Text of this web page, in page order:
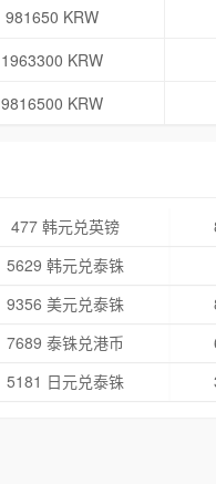
981650 KRW
1963300 KRW
9816500 KRW
477 韩元兑英镑
5629 韩元兑泰铢
9356 美元兑泰铢
7689 泰铢兑港币
5181 日元兑泰铢